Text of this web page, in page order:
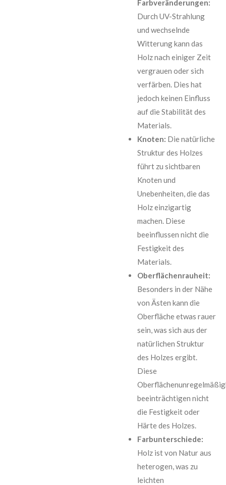
Farbveränderungen:
Durch UV-Strahlung
und wechselnde
Witterung kann das
Holz nach einiger Zeit
vergrauen oder sich
verfärben. Dies hat
jedoch keinen Einfluss
auf die Stabilität des
Materials.
Knoten: Die natürliche
Struktur des Holzes
führt zu sichtbaren
Knoten und
Unebenheiten, die das
Holz einzigartig
machen. Diese
beeinflussen nicht die
Festigkeit des
Materials.
Oberflächenrauheit:
Besonders in der Nähe
von Ästen kann die
Oberfläche etwas rauer
sein, was sich aus der
natürlichen Struktur
des Holzes ergibt.
Diese
beeinträchtigen nicht
die Festigkeit oder
Härte des Holzes.
Farbunterschiede:
Holz ist von Natur aus
heterogen, was zu
leichten